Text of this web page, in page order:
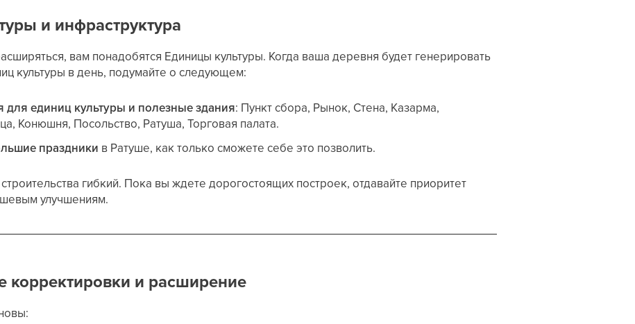
и инфраструктура
вам понадобятся Единицы культуры. Когда ваша деревня будет генерировать
культуры в день, подумайте о следующем:
единиц культуры и полезные здания: Пункт сбора, Рынок, Стена, Казарма,
Конюшня, Посольство, Ратуша, Торговая палата.
праздники в Ратуше, как только сможете себе это позволить.
гибкий. Пока вы ждете дорогостоящих построек, отдавайте приоритет
улучшениям.
корректировки и расширение